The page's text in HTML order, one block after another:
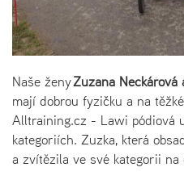
Naše ženyZuzana
mají dobrou fyzičku a na
Alltraining.cz - Lawi pódiová
kategoriích. Zuzka, která
a zvítězila ve své kategorii